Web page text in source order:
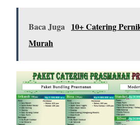
Baca Juga 10+ Catering
Murah